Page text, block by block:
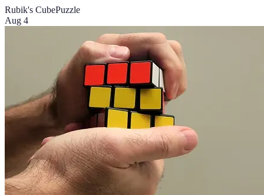
Rubik's CubePuzzle
Aug 4